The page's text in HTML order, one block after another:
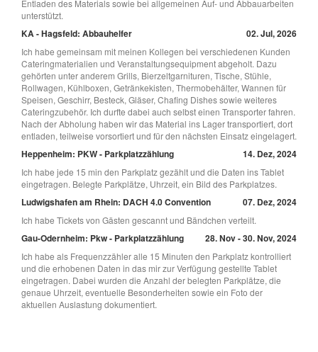
Entladen des Materials sowie bei allgemeinen Auf- und Abbauarbeiten
unterstützt.
KA - Hagsfeld: Abbauhelfer 02. Jul, 2026
Ich habe gemeinsam mit meinen Kollegen bei verschiedenen Kunden
Cateringmaterialien und Veranstaltungsequipment abgeholt. Dazu
gehörten unter anderem Grills, Bierzeltgarnituren, Tische, Stühle,
Rollwagen, Kühlboxen, Getränkekisten, Thermobehälter, Wannen für
Speisen, Geschirr, Besteck, Gläser, Chafing Dishes sowie weiteres
Cateringzubehör. Ich durfte dabei auch selbst einen Transporter fahren.
Nach der Abholung haben wir das Material ins Lager transportiert, dort
entladen, teilweise vorsortiert und für den nächsten Einsatz eingelagert.
Heppenheim: PKW - Parkplatzzählung 14. Dez, 2024
Ich habe jede 15 min den Parkplatz gezählt und die Daten ins Tablet
eingetragen. Belegte Parkplätze, Uhrzeit, ein Bild des Parkplatzes.
Ludwigshafen am Rhein: DACH 4.0 Convention 07. Dez, 2024
Ich habe Tickets von Gästen gescannt und Bändchen verteilt.
Gau-Odernheim: Pkw - Parkplatzzählung 28. Nov - 30. Nov, 2024
Ich habe als Frequenzzähler alle 15 Minuten den Parkplatz kontrolliert
und die erhobenen Daten in das mir zur Verfügung gestellte Tablet
eingetragen. Dabei wurden die Anzahl der belegten Parkplätze, die
genaue Uhrzeit, eventuelle Besonderheiten sowie ein Foto der
aktuellen Auslastung dokumentiert.